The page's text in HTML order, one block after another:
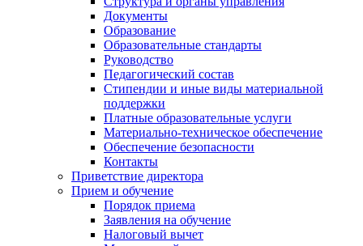
Документы
Образование
Образовательные стандарты
Руководство
Педагогический состав
Стипендии и иные виды материальной
поддержки
Платные образовательные услуги
Материально-техническое обеспечение
Обеспечение безопасности
Контакты
Приветствие директора
Прием и обучение
Порядок приема
Заявления на обучение
Налоговый вычет